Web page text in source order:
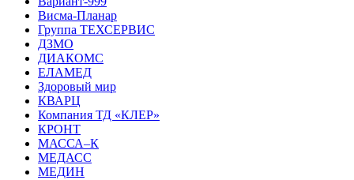
Висма-Планар
Группа ТЕХСЕРВИС
ДЗМО
ДИАКОМС
ЕЛАМЕД
Здоровый мир
КВАРЦ
Компания ТД «КЛЕР»
КРОНТ
МАССА–К
МЕДАСС
МЕДИН